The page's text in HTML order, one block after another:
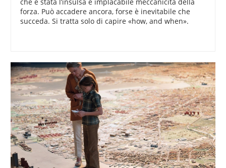
che è stata l’insulsa e implacabile meccanicità della
forza. Può accadere ancora, forse è inevitabile che
succeda. Si tratta solo di capire «how, and when».